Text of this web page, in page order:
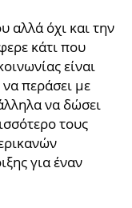
αλλά όχι και την
κάτι που
είναι
να περάσει με
να δώσει
τους
για έναν